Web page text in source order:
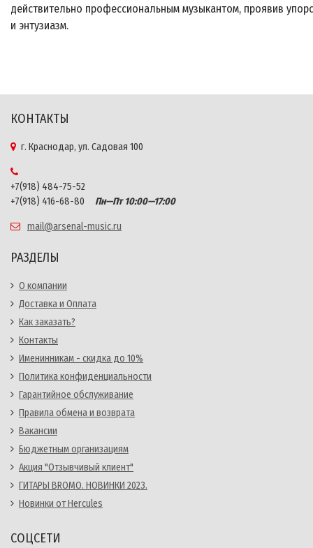
действительно профессиональным музыкантом, проявив
и энтузиазм.
КОНТАКТЫ
г. Краснодар, ул. Садовая 100
+7(918) 484-75-52
+7(918) 416-68-80
Пн—Пт 10:00—17:00
mail@arsenal-music.ru
РАЗДЕЛЫ
О компании
Доставка и Оплата
Как заказать?
Контакты
Именинникам - скидка до 10%
Политика конфиденциальности
Гарантийное обслуживание
Правила обмена и возврата
Вакансии
Бюджетным организациям
Акция "Отзывчивый клиент"
ГИТАРЫ BROMO. НОВИНКИ 2023.
Новинки от Hercules
СОЦСЕТИ